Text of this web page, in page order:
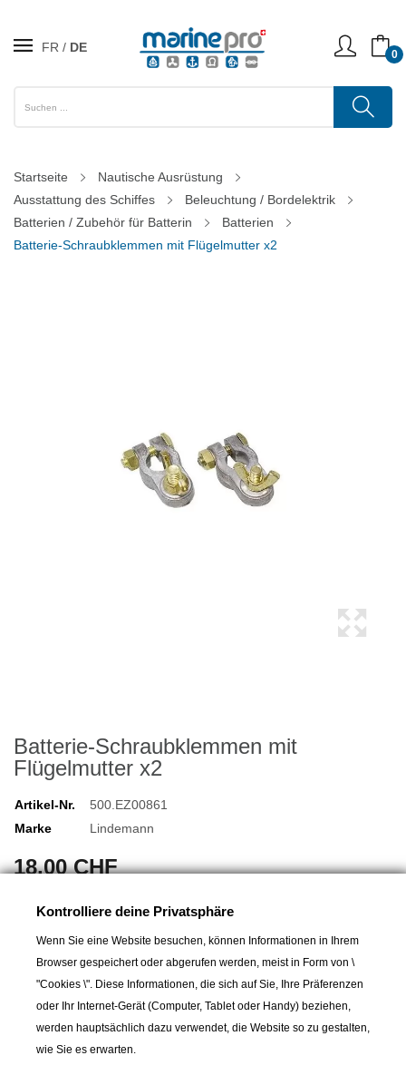
FR DE 0
Startseite
Nautische Ausrüstung
Ausstattung des Schiffes
Beleuchtung / Bordelektrik
Batterien / Zubehör für Batterin
Batterien
Batterie-Schraubklemmen mit Flügelmutter x2
Batterie-Schraubklemmen mit
Flügelmutter x2
Artikel-Nr.
500.EZ00861
Marke
Lindemann
18,00 CHF
Standard Batteriekupplungen aus Messing verzinkt.
In den Warenkorb
Lieferbar und im Laden erhältlich
Kontrolliere deine Privatsphäre
Wenn Sie eine Website besuchen, können Informationen in Ihrem
Browser gespeichert oder abgerufen werden, meist in Form von \
"Cookies \". Diese Informationen, die sich auf Sie, Ihre Präferenzen
oder Ihr Internet-Gerät (Computer, Tablet oder Handy) beziehen,
werden hauptsächlich dazu verwendet, die Website so zu gestalten,
wie Sie es erwarten.